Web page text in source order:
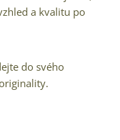
a kvalitu po
do svého